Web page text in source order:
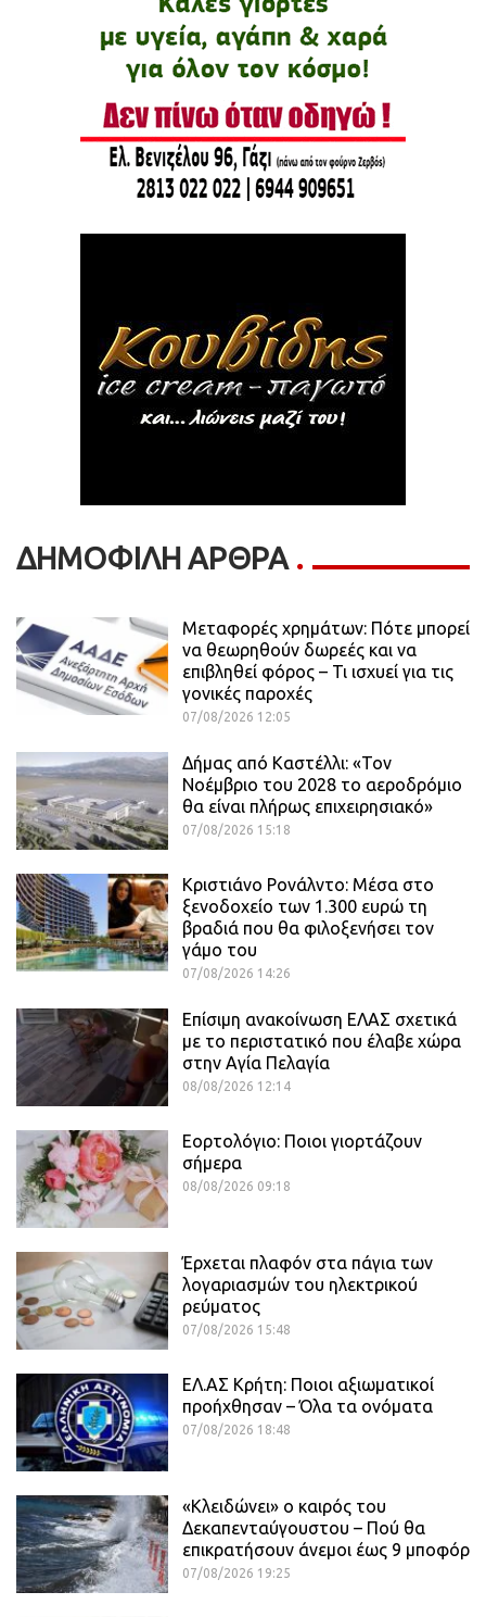
ΔΗΜΟΦΙΛΗ ΑΡΘΡΑ
Μεταφορές χρημάτων: Πότε μπορεί
να θεωρηθούν δωρεές και να
επιβληθεί φόρος – Τι ισχυεί για τις
γονικές παροχές
07/08/2026 12:05
Δήμας από Καστέλλι: «Τον
Νοέμβριο του 2028 το αεροδρόμιο
θα είναι πλήρως επιχειρησιακό»
07/08/2026 15:18
Κριστιάνο Ρονάλντο: Μέσα στο
ξενοδοχείο των 1.300 ευρώ τη
βραδιά που θα φιλοξενήσει τον
γάμο του
07/08/2026 14:26
Επίσιμη ανακοίνωση ΕΛΑΣ σχετικά
με το περιστατικό που έλαβε χώρα
στην Αγία Πελαγία
08/08/2026 12:14
Εορτολόγιο: Ποιοι γιορτάζουν
σήμερα
08/08/2026 09:18
Έρχεται πλαφόν στα πάγια των
λογαριασμών του ηλεκτρικού
ρεύματος
07/08/2026 15:48
ΕΛ.ΑΣ Κρήτη: Ποιοι αξιωματικοί
προήχθησαν – Όλα τα ονόματα
07/08/2026 18:48
«Κλειδώνει» ο καιρός του
Δεκαπενταύγουστου – Πού θα
επικρατήσουν άνεμοι έως 9 μποφόρ
07/08/2026 19:25